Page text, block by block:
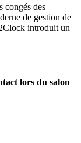
congés des
de gestion de
introduit un
lors du salon